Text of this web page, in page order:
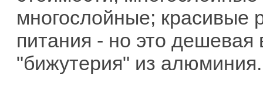
многослойные; красивые
питания - но это
"бижутерия" из